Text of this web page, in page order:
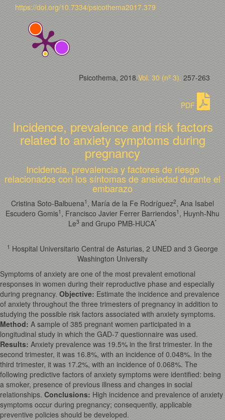
https://doi.org/10.7334/psicothema2017.379
Psicothema, 2018.Vol. 30 (nº 3). 257-263
PDF
Incidence, prevalence and risk factors
related to anxiety symptoms during
pregnancy
Incidencia, prevalencia y factores de riesgo
relacionados con los síntomas de ansiedad durante el
embarazo
Cristina Soto-Balbuena1 , María de la Fe Rodríguez2, Ana Isabel
Escudero Gomis1 , Francisco Javier Ferrer Barriendos1 , Huynh-Nhu
Le3 and Grupo PMB-HUCA*
1 Hospital Universitario Central de Asturias, 2 UNED and 3 George
Washington University
Symptoms of anxiety are one of the most prevalent emotional
responses in women during their reproductive phase and especially
during pregnancy. Objective: Estimate the incidence and prevalence
of anxiety throughout the three trimesters of pregnancy in addition to
studying the possible risk factors associated with anxiety symptoms.
Method: A sample of 385 pregnant women participated in a
longitudinal study in which the GAD-7 questionnaire was used.
Results: Anxiety prevalence was 19.5% in the first trimester. In the
second trimester, it was 16.8%, with an incidence of 0.048%. In the
third trimester, it was 17.2%, with an incidence of 0.068%. The
following predictive factors of anxiety symptoms were identified: being
a smoker, presence of previous illness and changes in social
relationships. Conclusions: High incidence and prevalence of anxiety
symptoms occur during pregnancy; consequently, applicable
preventive policies should be developed.